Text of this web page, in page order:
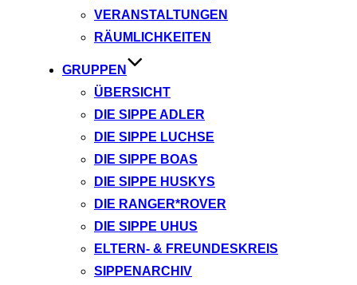
VERANSTALTUNGEN
RÄUMLICHKEITEN
GRUPPEN
ÜBERSICHT
DIE SIPPE ADLER
DIE SIPPE LUCHSE
DIE SIPPE BOAS
DIE SIPPE HUSKYS
DIE RANGER*ROVER
DIE SIPPE UHUS
ELTERN- & FREUNDESKREIS
SIPPENARCHIV